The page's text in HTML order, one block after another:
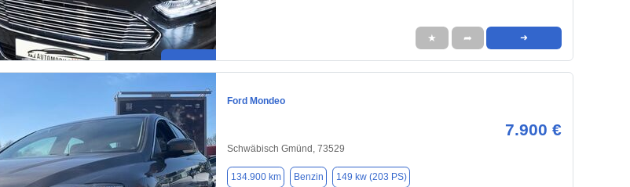
★ ➦ ➜
Ford Mondeo
7.900 €
Schwäbisch Gmünd, 73529
134.900 km Benzin 149 kw (203 PS)